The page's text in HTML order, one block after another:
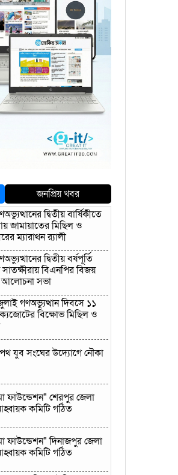
জনপ্রিয় খবর
দ্বিতীয় বার্ষিকীতে
জামায়াতের মিছিল ও
ম্যারাথন র‌্যালী
দ্বিতীয় বর্ষপূর্তি
বিএনপির বিজয়
আলোচনা সভা
গণঅভ্যুত্থান দিবসে ১১
বিক্ষোভ মিছিল ও
যুব সংঘের উদ্যোগে নৌকা
ফাউন্ডেশন" শেরপুর জেলা
কমিটি গঠিত
ফাউন্ডেশন" দিনাজপুর জেলা
কমিটি গঠিত